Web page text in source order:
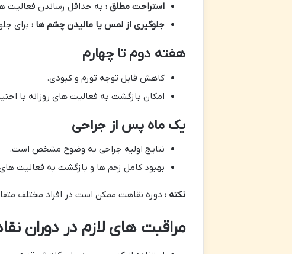
استراحت مطلق : به حداقل رساندن فعالیت
جلوگیری از لمس یا مالیدن چشم ها : برای
هفته دوم تا چهارم
کاهش قابل توجه تورم و کبودی.
امکان بازگشت به فعالیت های روزانه با
یک ماه پس از جراحی
نتایج اولیه جراحی به وضوح مشخص است.
بهبود کامل زخم ها و بازگشت به فعالیت
نکته : دوره نقاهت ممکن است در افراد مختلف
مراقبت های لازم در دوران